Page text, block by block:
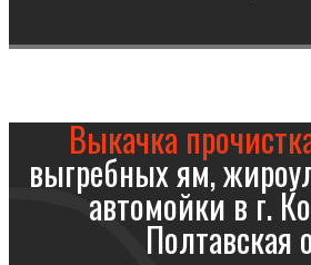
Выкачка
выгребных ям,
автомойки в г.
Полтавская